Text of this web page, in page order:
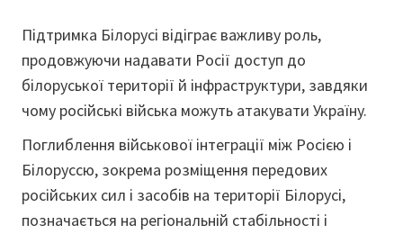
Підтримка Білорусі відіграє важливу роль,
продовжуючи надавати Росії доступ до
білоруської території й інфраструктури, завдяки
чому російські війська можуть атакувати Україну.
Поглиблення військової інтеграції між Росією і
Білоруссю, зокрема розміщення передових
російських сил і засобів на території Білорусі,
позначається на регіональній стабільності і